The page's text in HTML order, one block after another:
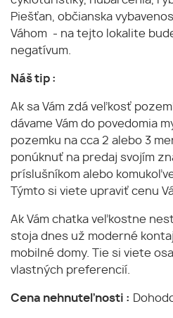
Piešťan, občianska
Váhom - na tejto lokalite
negatívum.
Náš tip :
Ak sa Vám zdá veľkosť
dávame Vám do povedomia
pozemku na cca 2 alebo 3
ponúknuť na predaj svojím
príslušníkom alebo
Týmto si viete upraviť cenu
Ak Vám chatka veľkostne
stoja dnes už moderné
mobilné domy. Tie si viete
vlastných preferencií.
Cena nehnuteľnosti :